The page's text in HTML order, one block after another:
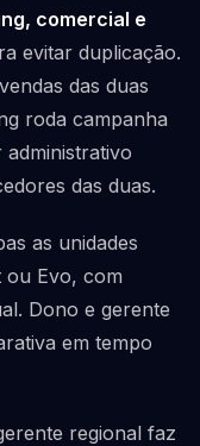
comercial e
evitar duplicação.
das duas
roda campanha
administrativo
das duas.
as unidades
ou Evo, com
Dono e gerente
em tempo
regional faz